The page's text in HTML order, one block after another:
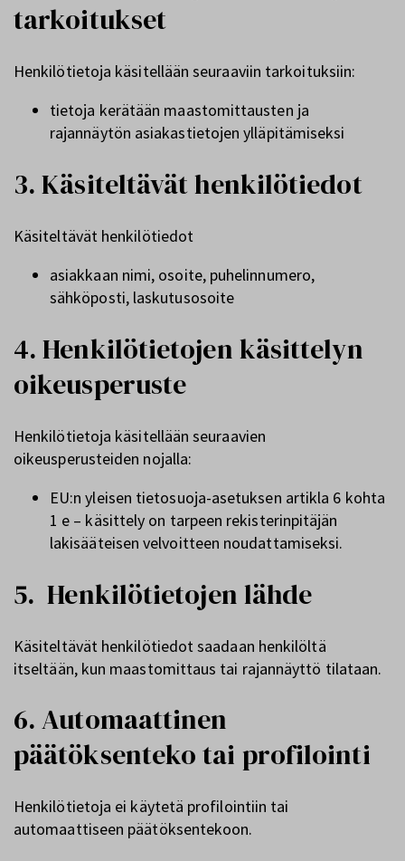
tarkoitukset
Henkilötietoja käsitellään seuraaviin tarkoituksiin:
tietoja kerätään maastomittausten ja
rajannäytön asiakastietojen ylläpitämiseksi
3. Käsiteltävät henkilötiedot
Käsiteltävät henkilötiedot
asiakkaan nimi, osoite, puhelinnumero,
sähköposti, laskutusosoite
4. Henkilötietojen käsittelyn
oikeusperuste
Henkilötietoja käsitellään seuraavien
oikeusperusteiden nojalla:
EU:n yleisen tietosuoja-asetuksen artikla 6 kohta
1 e – käsittely on tarpeen rekisterinpitäjän
lakisääteisen velvoitteen noudattamiseksi.
5. Henkilötietojen lähde
Käsiteltävät henkilötiedot saadaan henkilöltä
itseltään, kun maastomittaus tai rajannäyttö tilataan.
6. Automaattinen
päätöksenteko tai profilointi
Henkilötietoja ei käytetä profilointiin tai
automaattiseen päätöksentekoon.